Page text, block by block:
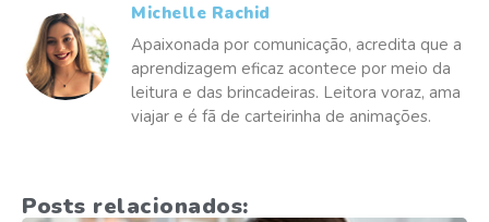
Michelle Rachid
Apaixonada por comunicação, acredita que a
aprendizagem eficaz acontece por meio da
leitura e das brincadeiras. Leitora voraz, ama
viajar e é fã de carteirinha de animações.
Posts relacionados: